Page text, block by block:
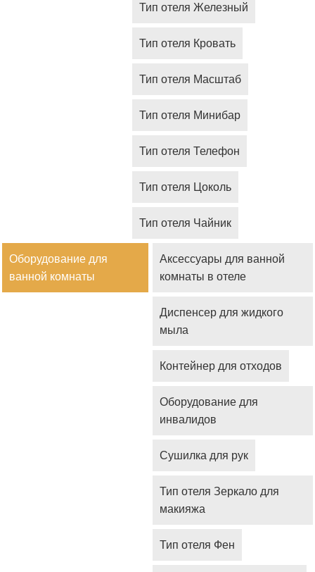
Тип отеля Железный
Тип отеля Кровать
Тип отеля Масштаб
Тип отеля Минибар
Тип отеля Телефон
Тип отеля Цоколь
Тип отеля Чайник
Оборудование для
ванной комнаты
Аксессуары для ванной
комнаты в отеле
Диспенсер для жидкого
мыла
Контейнер для отходов
Оборудование для
инвалидов
Сушилка для рук
Тип отеля Зеркало для
макияжа
Тип отеля Фен